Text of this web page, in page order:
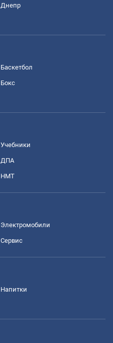
Днепр
Баскетбол
Бокс
Учебники
ДПА
НМТ
Электромобили
Сервис
Напитки